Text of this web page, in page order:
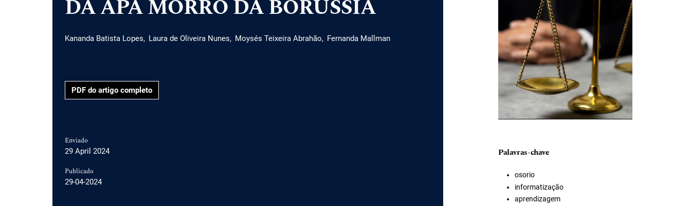
DA APA MORRO DA BORÚSSIA
Kananda Batista Lopes Laura de Oliveira Nunes Moysés Teixeira Abrahão Fernanda Mallman
PDF do artigo completo
Enviado
29 April 2024
Publicado
29-04-2024
Palavras-chave
osorio
informatização
aprendizagem